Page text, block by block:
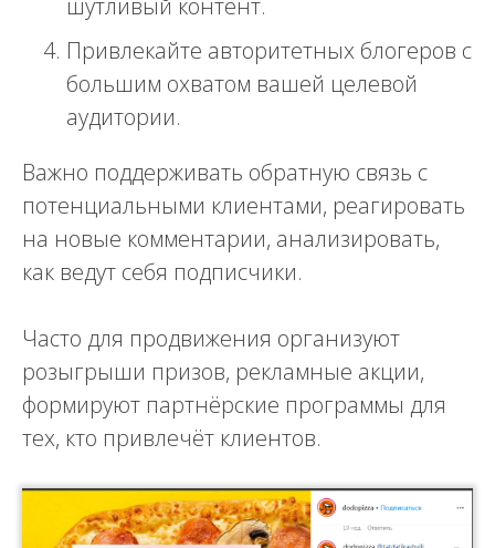
шутливый контент.
Привлекайте авторитетных блогеров с
большим охватом вашей целевой
аудитории.
Важно поддерживать обратную связь с
потенциальными клиентами, реагировать
на новые комментарии, анализировать,
как ведут себя подписчики.
Часто для продвижения организуют
розыгрыши призов, рекламные акции,
формируют партнёрские программы для
тех, кто привлечёт клиентов.